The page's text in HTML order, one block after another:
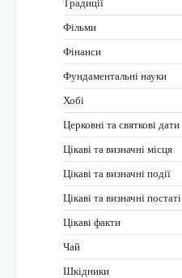
Фільми
Фінанси
Фундаментальні науки
Хобі
Церковні та святкові дати
Цікаві та визначні місця
Цікаві та визначні події
Цікаві та визначні постаті
Цікаві факти
Чай
Шкідники